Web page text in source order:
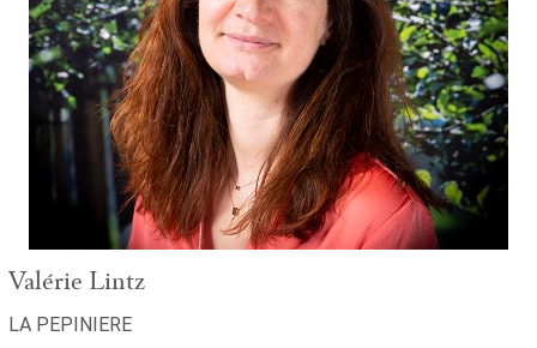
Valérie Lintz
LA PEPINIERE